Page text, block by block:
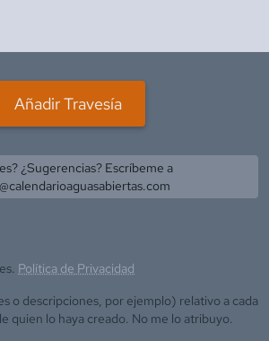
Añadir Travesía
¿Sugerencias? Escríbeme a
Política de Privacidad
o descripciones, por ejemplo) relativo a cada
quien lo haya creado. No me lo atribuyo.